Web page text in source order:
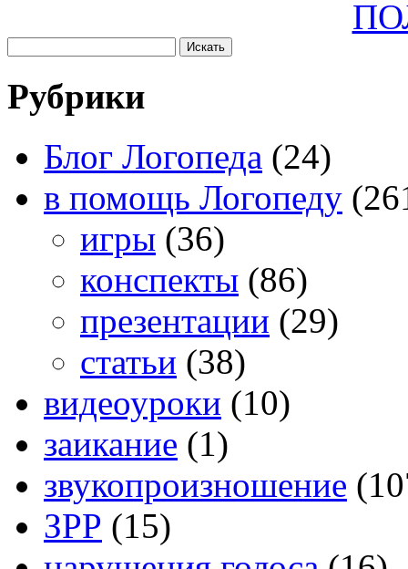
Рубрики
Блог Логопеда (24)
в помощь Логопеду
игры (36)
конспекты (86)
презентации (29)
статьи (38)
видеоуроки (10)
заикание (1)
звукопроизношение
ЗРР (15)